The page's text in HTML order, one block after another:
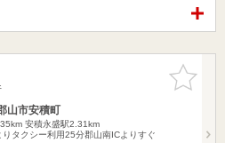
お気に入
りに追加
山市安積町
安積永盛駅2.31km
りタクシー利用25分郡山南ICよりすぐ